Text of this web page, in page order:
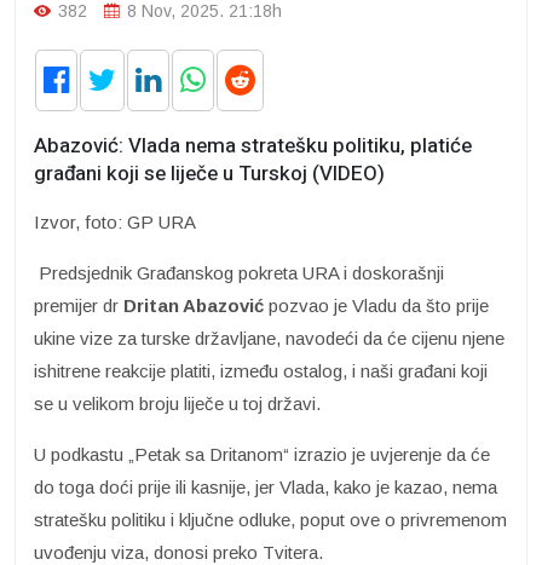
382 8 Nov, 2025. 21:18h
Abazović: Vlada nema stratešku politiku, platiće
građani koji se liječe u Turskoj (VIDEO)
Izvor, foto: GP URA
Predsjednik Građanskog pokreta URA i doskorašnji
premijer dr Dritan Abazović pozvao je Vladu da što prije
ukine vize za turske državljane, navodeći da će cijenu njene
ishitrene reakcije platiti, između ostalog, i naši građani koji
se u velikom broju liječe u toj državi.
U podkastu „Petak sa Dritanom“ izrazio je uvjerenje da će
do toga doći prije ili kasnije, jer Vlada, kako je kazao, nema
stratešku politiku i ključne odluke, poput ove o privremenom
uvođenju viza, donosi preko Tvitera.